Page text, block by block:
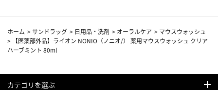
ホーム >サンドラッグ > 日用品・洗剤 > オーラルケア > マウスウォッシュ
>
【医薬部外品】ライオン NONIO（ノニオ/） 薬用マウスウォッシュ クリア
ハーブミント 80ml
カテゴリを選ぶ